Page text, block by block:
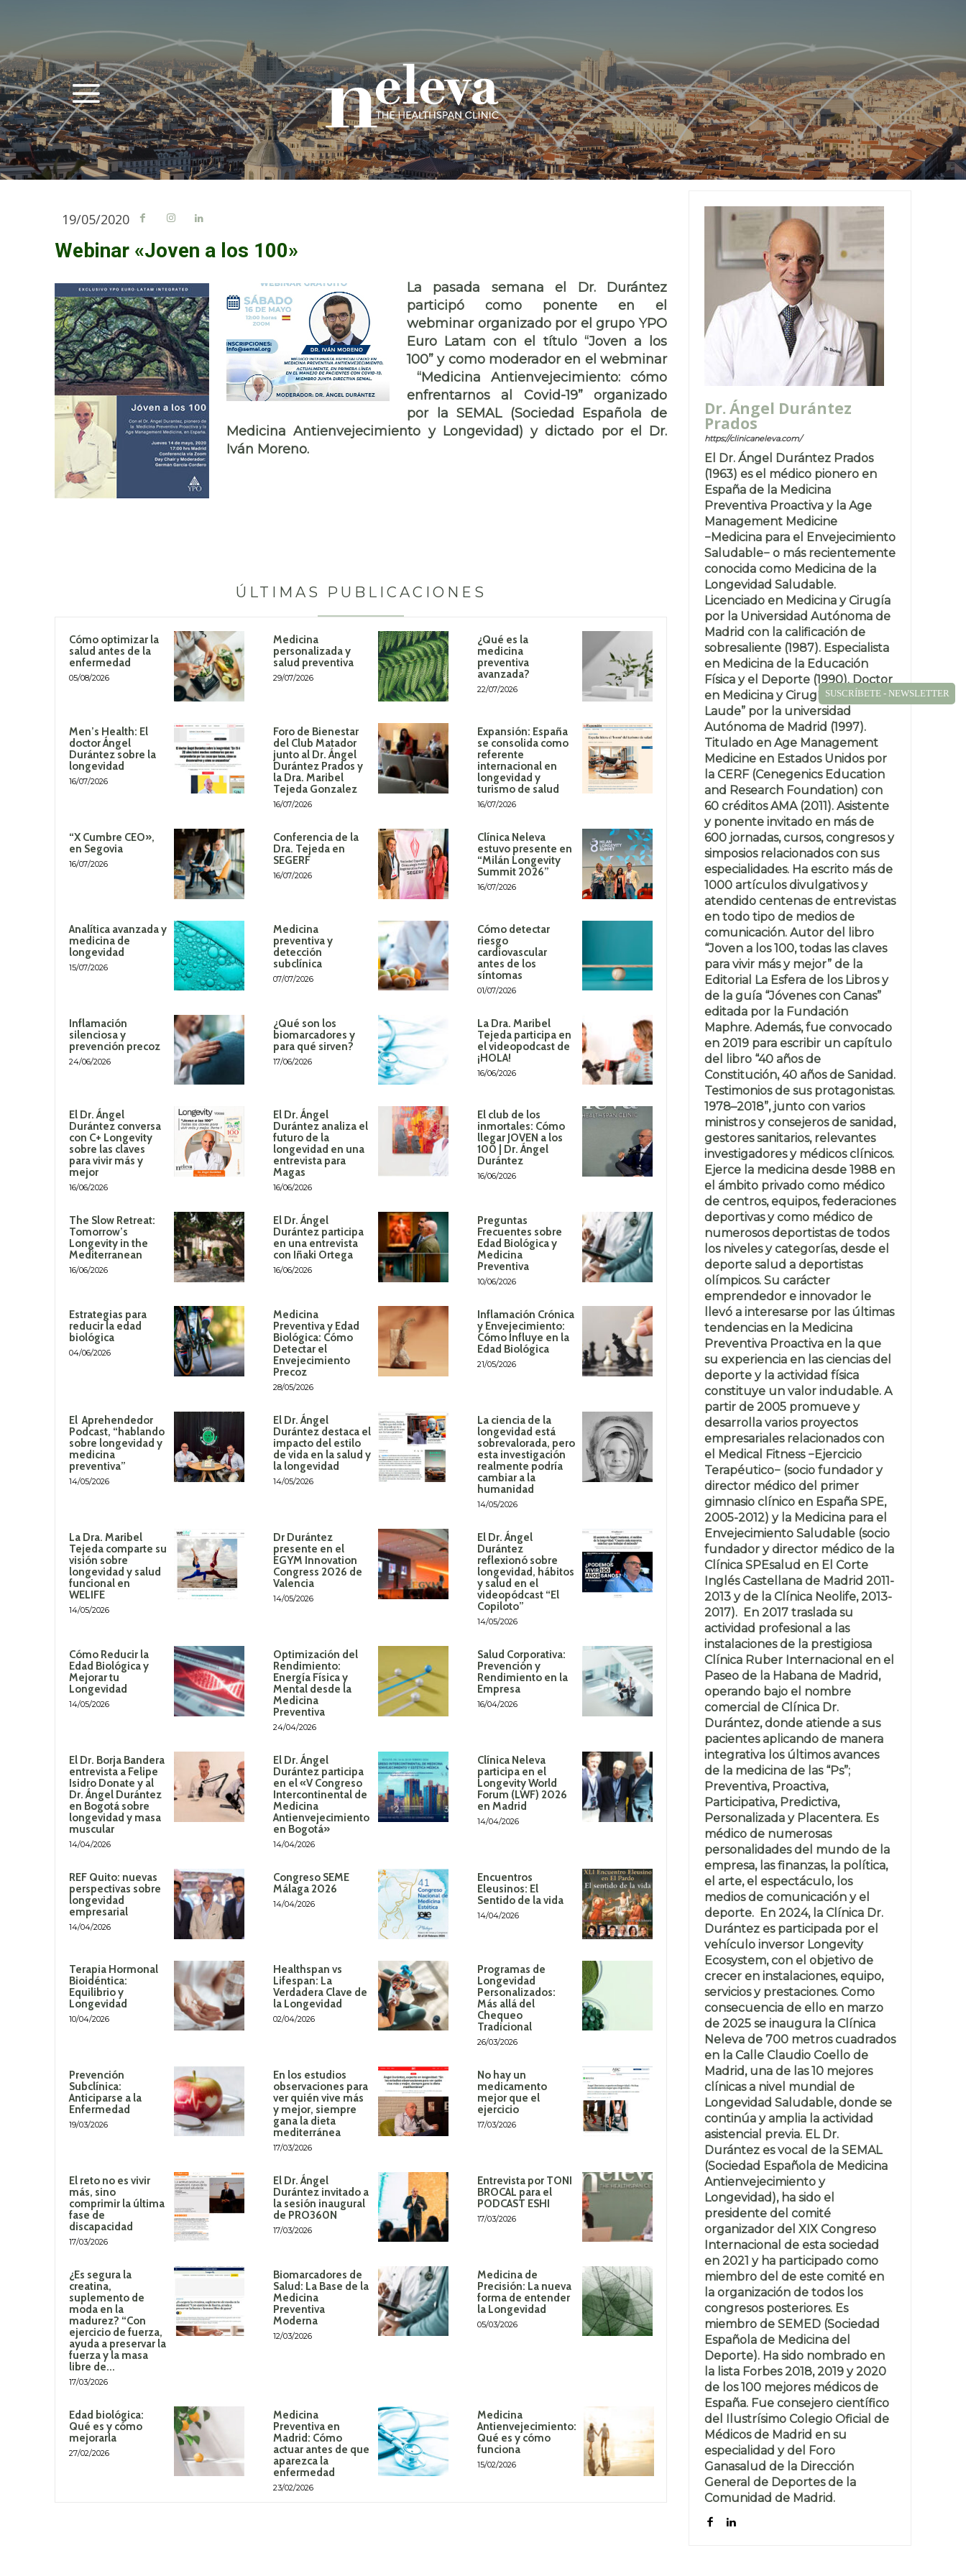
19/05/2020
Webinar «Joven a los 100»
La pasada semana el Dr. Durántez
participó como ponente en el
webminar organizado por el grupo YPO
Euro Latam con el título “Joven a los
100” y como moderador en el webminar
“Medicina Antienvejecimiento: cómo
enfrentarnos al Covid-19” organizado
por la SEMAL (Sociedad Española de
Medicina Antienvejecimiento y Longevidad) y dictado por el Dr.
Iván Moreno.
ÚLTIMAS PUBLICACIONES
Cómo optimizar la
salud antes de la
enfermedad
05/08/2026
Medicina
personalizada y
salud preventiva
29/07/2026
¿Qué es la
medicina
preventiva
avanzada?
22/07/2026
Men’s Health: El
doctor Ángel
Durántez sobre la
longevidad
16/07/2026
Foro de Bienestar
del Club Matador
junto al Dr. Ángel
Durántez Prados y
la Dra. Maribel
Tejeda Gonzalez
16/07/2026
Expansión: España
se consolida como
referente
internacional en
longevidad y
turismo de salud
16/07/2026
“X Cumbre CEO»,
en Segovia
16/07/2026
Conferencia de la
Dra. Tejeda en
SEGERF
16/07/2026
Clínica Neleva
estuvo presente en
“Milán Longevity
Summit 2026”
16/07/2026
Analítica avanzada y
medicina de
longevidad
15/07/2026
Medicina
preventiva y
detección
subclínica
07/07/2026
Cómo detectar
riesgo
cardiovascular
antes de los
síntomas
01/07/2026
Inflamación
silenciosa y
prevención precoz
24/06/2026
¿Qué son los
biomarcadores y
para qué sirven?
17/06/2026
La Dra. Maribel
Tejeda participa en
el videopodcast de
¡HOLA!
16/06/2026
El Dr. Ángel
Durántez conversa
con C+ Longevity
sobre las claves
para vivir más y
mejor
16/06/2026
El Dr. Ángel
Durántez analiza el
futuro de la
longevidad en una
entrevista para
Magas
16/06/2026
El club de los
inmortales: Cómo
llegar JOVEN a los
100 | Dr. Ángel
Durántez
16/06/2026
The Slow Retreat:
Tomorrow’s
Longevity in the
Mediterranean
16/06/2026
El Dr. Ángel
Durántez participa
en una entrevista
con Iñaki Ortega
16/06/2026
Preguntas
Frecuentes sobre
Edad Biológica y
Medicina
Preventiva
10/06/2026
Estrategias para
reducir la edad
biológica
04/06/2026
Medicina
Preventiva y Edad
Biológica: Cómo
Detectar el
Envejecimiento
Precoz
28/05/2026
Inflamación Crónica
y Envejecimiento:
Cómo Influye en la
Edad Biológica
21/05/2026
El Aprehendedor
Podcast, “hablando
sobre longevidad y
medicina
preventiva”
14/05/2026
El Dr. Ángel
Durántez destaca el
impacto del estilo
de vida en la salud y
la longevidad
14/05/2026
La ciencia de la
longevidad está
sobrevalorada, pero
esta investigación
realmente podría
cambiar a la
humanidad
14/05/2026
La Dra. Maribel
Tejeda comparte su
visión sobre
longevidad y salud
funcional en
WELIFE
14/05/2026
Dr Durántez
presente en el
EGYM Innovation
Congress 2026 de
Valencia
14/05/2026
El Dr. Ángel
Durántez
reflexionó sobre
longevidad, hábitos
y salud en el
videopódcast “El
Copiloto”
14/05/2026
Cómo Reducir la
Edad Biológica y
Mejorar tu
Longevidad
14/05/2026
Optimización del
Rendimiento:
Energía Física y
Mental desde la
Medicina
Preventiva
24/04/2026
Salud Corporativa:
Prevención y
Rendimiento en la
Empresa
16/04/2026
El Dr. Borja Bandera
entrevista a Felipe
Isidro Donate y al
Dr. Ángel Durántez
en Bogotá sobre
longevidad y masa
muscular
14/04/2026
El Dr. Ángel
Durántez participa
en el «V Congreso
Intercontinental de
Medicina
Antienvejecimiento
en Bogotá»
14/04/2026
Clínica Neleva
participa en el
Longevity World
Forum (LWF) 2026
en Madrid
14/04/2026
REF Quito: nuevas
perspectivas sobre
longevidad
empresarial
14/04/2026
Congreso SEME
Málaga 2026
14/04/2026
Encuentros
Eleusinos: El
Sentido de la vida
14/04/2026
Terapia Hormonal
Bioidéntica:
Equilibrio y
Longevidad
10/04/2026
Healthspan vs
Lifespan: La
Verdadera Clave de
la Longevidad
02/04/2026
Programas de
Longevidad
Personalizados:
Más allá del
Chequeo
Tradicional
26/03/2026
Prevención
Subclínica:
Anticiparse a la
Enfermedad
19/03/2026
En los estudios
observaciones para
ver quién vive más
y mejor, siempre
gana la dieta
mediterránea
17/03/2026
No hay un
medicamento
mejor que el
ejercicio
17/03/2026
El reto no es vivir
más, sino
comprimir la última
fase de
discapacidad
17/03/2026
El Dr. Ángel
Durántez invitado a
la sesión inaugural
de PRO360N
17/03/2026
Entrevista por TONI
BROCAL para el
PODCAST ESHI
17/03/2026
¿Es segura la
creatina,
suplemento de
moda en la
madurez? “Con
ejercicio de fuerza,
ayuda a preservar la
fuerza y la masa
libre de...
17/03/2026
Biomarcadores de
Salud: La Base de la
Medicina
Preventiva
Moderna
12/03/2026
Medicina de
Precisión: La nueva
forma de entender
la Longevidad
05/03/2026
Edad biológica:
Qué es y cómo
mejorarla
27/02/2026
Medicina
Preventiva en
Madrid: Cómo
actuar antes de que
aparezca la
enfermedad
23/02/2026
Medicina
Antienvejecimiento:
Qué es y cómo
funciona
15/02/2026
Dr. Ángel Durántez
Prados
https://clinicaneleva.com/
El Dr. Ángel Durántez Prados
(1963) es el médico pionero en
España de la Medicina
Preventiva Proactiva y la Age
Management Medicine
−Medicina para el Envejecimiento
Saludable− o más recientemente
conocida como Medicina de la
Longevidad Saludable.
Licenciado en Medicina y Cirugía
por la Universidad Autónoma de
Madrid con la calificación de
sobresaliente (1987). Especialista
en Medicina de la Educación
Física y el Deporte (1990). Doctor
en Medicina y Cirugía “Cum
Laude” por la universidad
Autónoma de Madrid (1997).
Titulado en Age Management
Medicine en Estados Unidos por
la CERF (Cenegenics Education
and Research Foundation) con
60 créditos AMA (2011). Asistente
y ponente invitado en más de
600 jornadas, cursos, congresos y
simposios relacionados con sus
especialidades. Ha escrito más de
1000 artículos divulgativos y
atendido centenas de entrevistas
en todo tipo de medios de
comunicación. Autor del libro
“Joven a los 100, todas las claves
para vivir más y mejor” de la
Editorial La Esfera de los Libros y
de la guía “Jóvenes con Canas”
editada por la Fundación
Maphre. Además, fue convocado
en 2019 para escribir un capítulo
del libro “40 años de
Constitución, 40 años de Sanidad.
Testimonios de sus protagonistas.
1978–2018”, junto con varios
ministros y consejeros de sanidad,
gestores sanitarios, relevantes
investigadores y médicos clínicos.
Ejerce la medicina desde 1988 en
el ámbito privado como médico
de centros, equipos, federaciones
deportivas y como médico de
numerosos deportistas de todos
los niveles y categorías, desde el
deporte salud a deportistas
olímpicos. Su carácter
emprendedor e innovador le
llevó a interesarse por las últimas
tendencias en la Medicina
Preventiva Proactiva en la que
su experiencia en las ciencias del
deporte y la actividad física
constituye un valor indudable. A
partir de 2005 promueve y
desarrolla varios proyectos
empresariales relacionados con
el Medical Fitness −Ejercicio
Terapéutico− (socio fundador y
director médico del primer
gimnasio clínico en España SPE,
2005-2012) y la Medicina para el
Envejecimiento Saludable (socio
fundador y director médico de la
Clínica SPEsalud en El Corte
Inglés Castellana de Madrid 2011-
2013 y de la Clínica Neolife, 2013-
2017). En 2017 traslada su
actividad profesional a las
instalaciones de la prestigiosa
Clínica Ruber Internacional en el
Paseo de la Habana de Madrid,
operando bajo el nombre
comercial de Clínica Dr.
Durántez, donde atiende a sus
pacientes aplicando de manera
integrativa los últimos avances
de la medicina de las “Ps”;
Preventiva, Proactiva,
Participativa, Predictiva,
Personalizada y Placentera. Es
médico de numerosas
personalidades del mundo de la
empresa, las finanzas, la política,
el arte, el espectáculo, los
medios de comunicación y el
deporte. En 2024, la Clínica Dr.
Durántez es participada por el
vehículo inversor Longevity
Ecosystem, con el objetivo de
crecer en instalaciones, equipo,
servicios y prestaciones. Como
consecuencia de ello en marzo
de 2025 se inaugura la Clínica
Neleva de 700 metros cuadrados
en la Calle Claudio Coello de
Madrid, una de las 10 mejores
clínicas a nivel mundial de
Longevidad Saludable, donde se
continúa y amplia la actividad
asistencial previa. EL Dr.
Durántez es vocal de la SEMAL
(Sociedad Española de Medicina
Antienvejecimiento y
Longevidad), ha sido el
presidente del comité
organizador del XIX Congreso
Internacional de esta sociedad
en 2021 y ha participado como
miembro del de este comité en
la organización de todos los
congresos posteriores. Es
miembro de SEMED (Sociedad
Española de Medicina del
Deporte). Ha sido nombrado en
la lista Forbes 2018, 2019 y 2020
de los 100 mejores médicos de
España. Fue consejero científico
del Ilustrísimo Colegio Oficial de
Médicos de Madrid en su
especialidad y del Foro
Ganasalud de la Dirección
General de Deportes de la
Comunidad de Madrid.
SUSCRÍBETE - NEWSLETTER